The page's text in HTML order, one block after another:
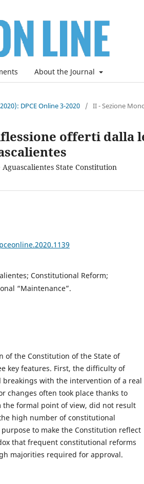
About the Journal
DPCE Online 3-2020 / II - Sezione
offerti dalla
State Constitution
Constitutional Reform;
“Maintenance”.
of the Constitution of the State of
key features. First, the difficulty of
with the intervention of a real
changes often took place thanks to
formal point of view, did not result
high number of constitutional
to make the Constitution reflect
that frequent constitutional reforms
majorities required for approval.